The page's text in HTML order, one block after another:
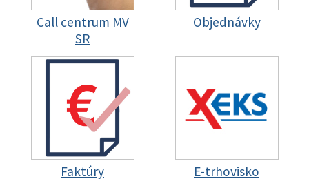
Call centrum MV
SR
Objednávky
Faktúry E-trhovisko